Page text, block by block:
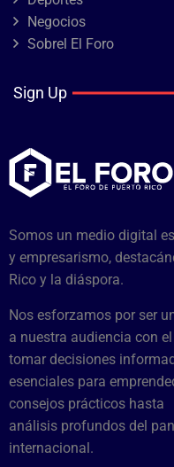
Negocios
Sobrel El Foro
Sign Up
Somos un medio digital
y empresarismo,
Rico y la diáspora.
Nos esforzamos por ser
a nuestra audiencia con
tomar decisiones
esenciales para
consejos prácticos hasta
análisis profundos del
internacional.